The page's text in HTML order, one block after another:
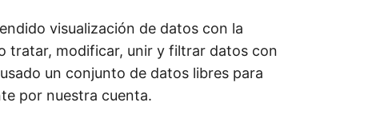
visualización de datos con la
tratar, modificar, unir y filtrar datos con
un conjunto de datos libres para
por nuestra cuenta.